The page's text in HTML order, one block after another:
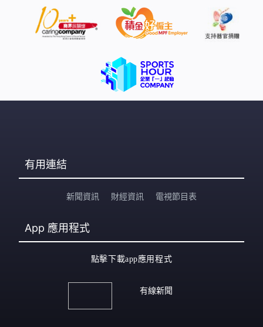
有用連結
新聞資訊 財經資訊 電視節目表
App 應用程式
點擊下載app應用程式
有線新聞